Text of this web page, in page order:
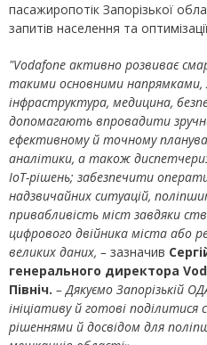
пасажиропотік Запорізької
запитів населення та
"Vodafone активно розвиває
такими основними
інфраструктура, медицина,
допомагають впровадити
ефективному й точному
аналітики, а також
IoT-рішень; забезпечити
надзвичайних ситуацій,
привабливість міст завдяки
цифрового двійника міста або
великих даних, – зазначив
генерального директора
Північ. – Дякуємо Запорізькій
ініціативу й готові поділитися
рішеннями й досвідом для